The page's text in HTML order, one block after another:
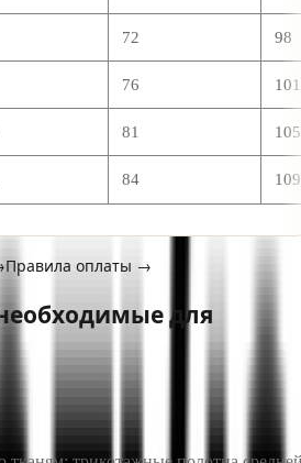
72 98
76 101
81 105
84 109
Правила оплаты →
для